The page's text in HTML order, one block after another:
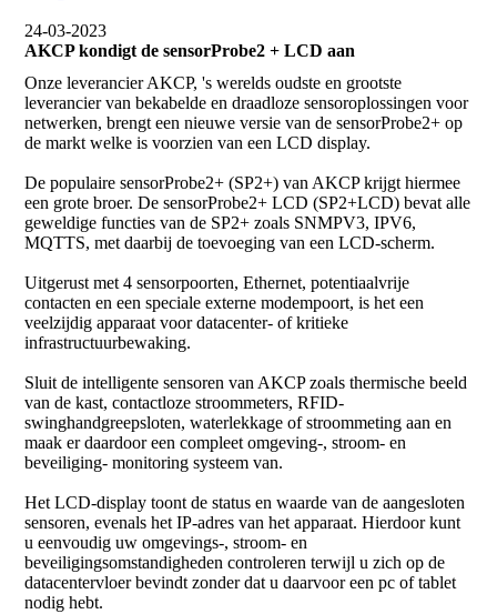
24-03-2023
AKCP kondigt de sensorProbe2 + LCD aan
Onze leverancier AKCP, 's werelds oudste en grootste
leverancier van bekabelde en draadloze sensoroplossingen voor
netwerken, brengt een nieuwe versie van de sensorProbe2+ op
de markt welke is voorzien van een LCD display.
De populaire sensorProbe2+ (SP2+) van AKCP krijgt hiermee
een grote broer. De sensorProbe2+ LCD (SP2+LCD) bevat alle
geweldige functies van de SP2+ zoals SNMPV3, IPV6,
MQTTS, met daarbij de toevoeging van een LCD-scherm.
Uitgerust met 4 sensorpoorten, Ethernet, potentiaalvrije
contacten en een speciale externe modempoort, is het een
veelzijdig apparaat voor datacenter- of kritieke
infrastructuurbewaking.
Sluit de intelligente sensoren van AKCP zoals thermische beeld
van de kast, contactloze stroommeters, RFID-
swinghandgreepsloten, waterlekkage of stroommeting aan en
maak er daardoor een compleet omgeving-, stroom- en
beveiliging- monitoring systeem van.
Het LCD-display toont de status en waarde van de aangesloten
sensoren, evenals het IP-adres van het apparaat. Hierdoor kunt
u eenvoudig uw omgevings-, stroom- en
beveiligingsomstandigheden controleren terwijl u zich op de
datacentervloer bevindt zonder dat u daarvoor een pc of tablet
nodig hebt.